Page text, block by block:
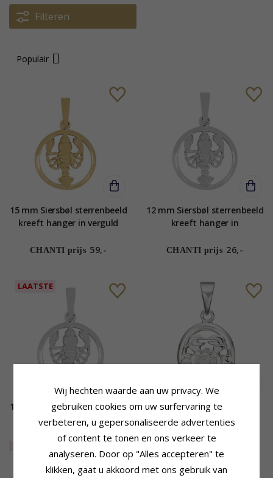
Filteren
Populair
15 mm Siersbøl sterrenbeeld
kreeft hanger in verguld
CHANTI prijs 59,-
12 mm Siersbøl sterrenbeeld
kreeft hanger in
CHANTI prijs 26,-
LAATSTE
15 mm Siersbøl sterrenbeeld
kreeft hanger in
gerodineerd zilver
CHANTI prijs
39,-
Støvring Design de kreeft
hanger in zilver
Wij hechten waarde aan uw privacy. We
gebruiken cookies om uw surfervaring te
verbeteren, u gepersonaliseerde advertenties
of content te tonen en ons verkeer te
analyseren. Door op "Alles accepteren" te
klikken, gaat u akkoord met ons gebruik van